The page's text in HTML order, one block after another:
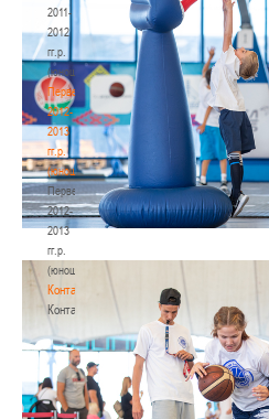
2011-
2012
гг.р.
(юноши)
Первенство
2012-
2013
гг.р.
(юноши)
Первенство
2012-
2013
гг.р.
(юноши)
Контакты
Контакты